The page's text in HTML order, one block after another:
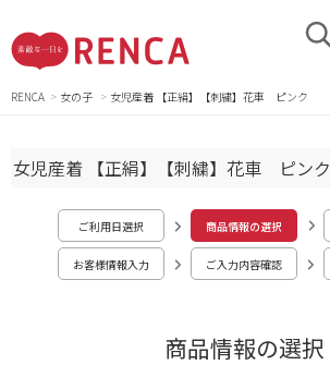
RENCA 女の子 女児産着 【正絹】【刺繍】花車 ピンク
商品情報の選択
女児産着 【正絹】【刺繍】花車 ピンク
ご利用日選択 商品情報の選択
お客様情報入力 ご入力内容確認